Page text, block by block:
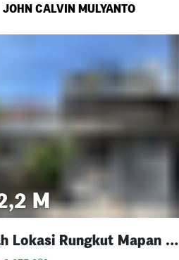
JOHN CALVIN MULYANTO
M
Rumah Lokasi Rungkut Mapan Tengah Surabaya